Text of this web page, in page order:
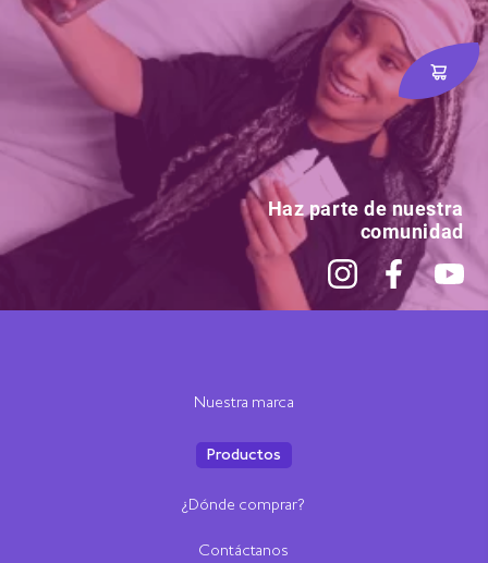
Nuestra marca
Productos
¿Dónde comprar?
Contáctanos
Haz parte de nuestra
comunidad